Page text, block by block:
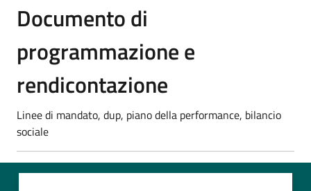
Documento di
programmazione e
rendicontazione
Linee di mandato, dup, piano della performance, bilancio
sociale